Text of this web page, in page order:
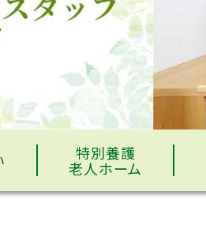
特別養護
老人ホーム